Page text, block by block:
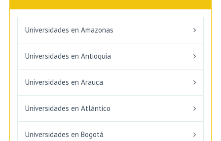
Universidades en Amazonas
Universidades en Antioquia
Universidades en Arauca
Universidades en Atlántico
Universidades en Bogotá